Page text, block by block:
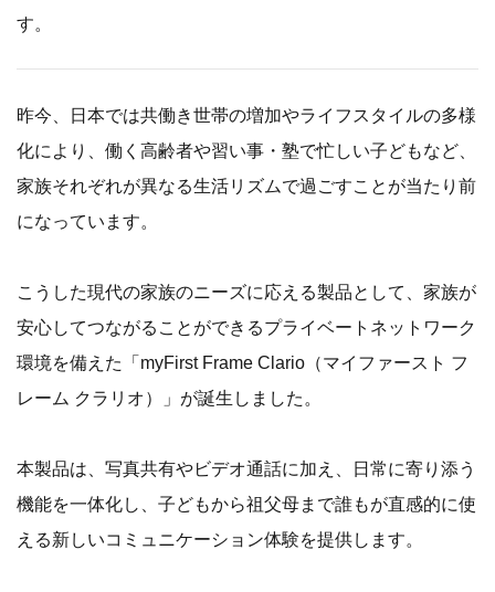
す。
昨今、日本では共働き世帯の増加やライフスタイルの多様
化により、働く高齢者や習い事・塾で忙しい子どもなど、
家族それぞれが異なる生活リズムで過ごすことが当たり前
になっています。
こうした現代の家族のニーズに応える製品として、家族が
安心してつながることができるプライベートネットワーク
環境を備えた「myFirst Frame Clario（マイファースト フ
レーム クラリオ）」が誕生しました。
本製品は、写真共有やビデオ通話に加え、日常に寄り添う
機能を一体化し、子どもから祖父母まで誰もが直感的に使
える新しいコミュニケーション体験を提供します。